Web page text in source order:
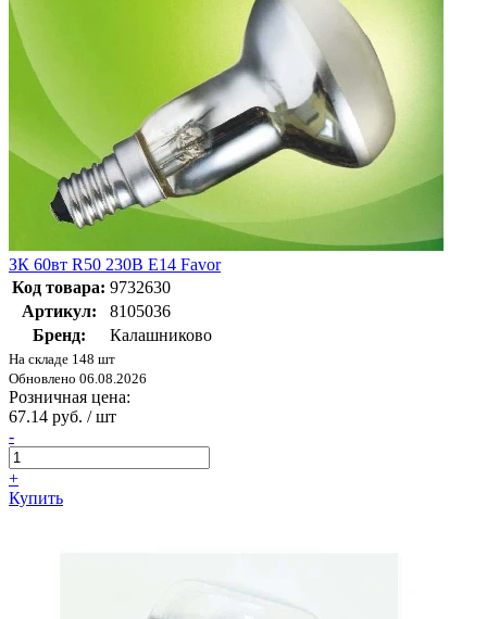
ЗК 60вт R50 230B Е14 Favor
Код товара: 9732630
Артикул:
8105036
Бренд:
Калашниково
На складе 148 шт
Обновлено 06.08.2026
Розничная цена:
67.14 руб. / шт
-
+
Купить